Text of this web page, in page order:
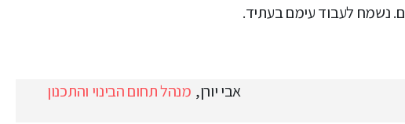
נשמח לעבוד עימם בעתיד.
אבי יורן, מנהל תחום הבינוי והתכנון